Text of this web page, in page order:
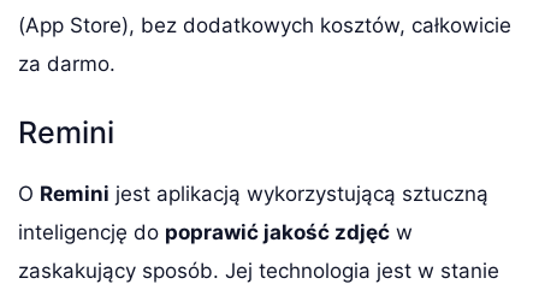
(App Store), bez dodatkowych kosztów, całkowicie
za darmo.
Remini
O Remini jest aplikacją wykorzystującą sztuczną
inteligencję do poprawić jakość zdjęć w
zaskakujący sposób. Jej technologia jest w stanie